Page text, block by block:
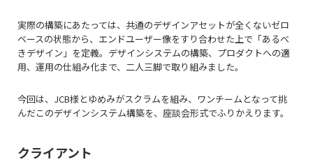
実際の構築にあたっては、共通のデザインアセットが全くないゼロ
ベースの状態から、エンドユーザー像をすり合わせた上で「あるべ
きデザイン」を定義。デザインシステムの構築、プロダクトへの適
用、運用の仕組み化まで、二人三脚で取り組みました。
今回は、JCB様とゆめみがスクラムを組み、ワンチームとなって挑
んだこのデザインシステム構築を、座談会形式でふりかえります。
クライアント